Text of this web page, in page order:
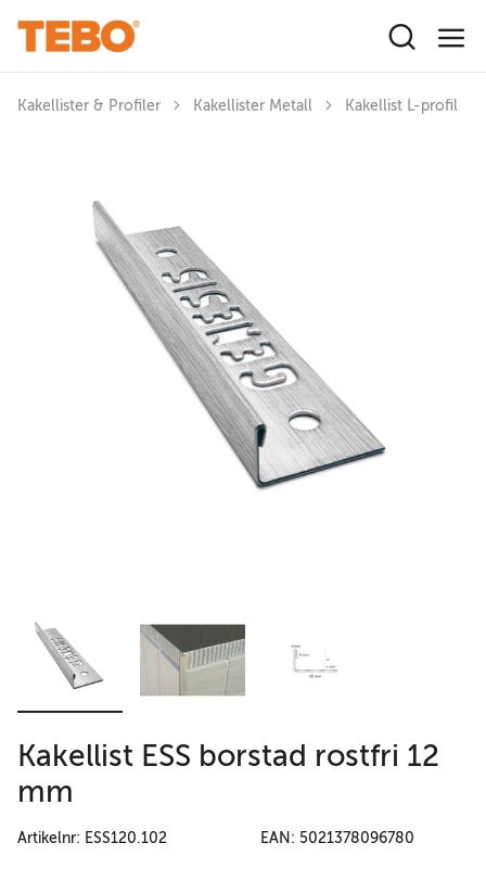
Kakellister & Profiler Kakellister Metall Kakellist L-profil
Kakellist ESS borstad rostfri 12
mm
Artikelnr: ESS120.102 EAN: 5021378096780